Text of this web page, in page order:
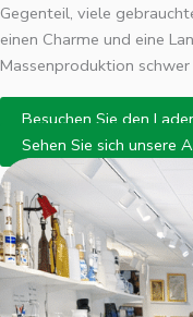
Gegenteil, viele
einen Charme und eine
Massenproduktion
Besuchen Sie den
Sehen Sie sich unsere